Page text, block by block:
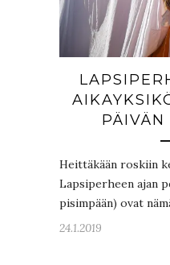
Heittäkään roskiin
Lapsiperheen ajan
pisimpään) ovat
24.1.2019